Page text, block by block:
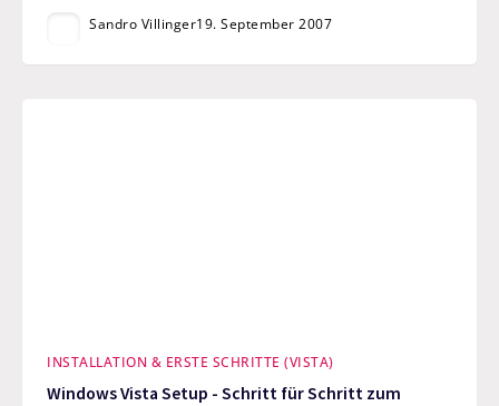
Sandro Villinger19. September 2007
INSTALLATION & ERSTE SCHRITTE (VISTA)
Windows Vista Setup - Schritt für Schritt zum